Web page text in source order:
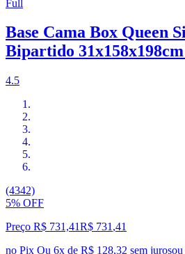
Full
Base Cama Box Queen
Bipartido
4.5
(4342)
5% OFF
Preço R$ 731,41R$ 731 ,41
no Pix Ou 6x de R$ 128,32 sem jurosou